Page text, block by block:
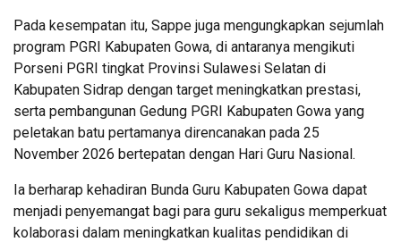
Pada kesempatan itu, Sappe juga mengungkapkan sejumlah
program PGRI Kabupaten Gowa, di antaranya mengikuti
Porseni PGRI tingkat Provinsi Sulawesi Selatan di
Kabupaten Sidrap dengan target meningkatkan prestasi,
serta pembangunan Gedung PGRI Kabupaten Gowa yang
peletakan batu pertamanya direncanakan pada 25
November 2026 bertepatan dengan Hari Guru Nasional.
Ia berharap kehadiran Bunda Guru Kabupaten Gowa dapat
menjadi penyemangat bagi para guru sekaligus memperkuat
kolaborasi dalam meningkatkan kualitas pendidikan di